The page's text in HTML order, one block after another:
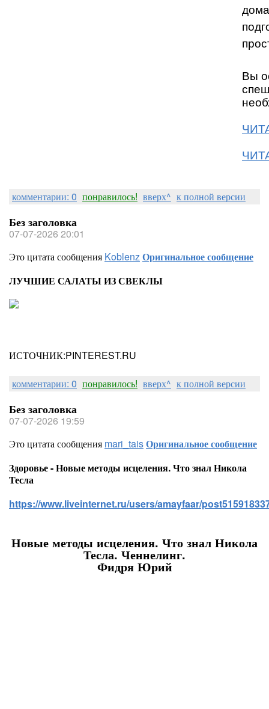
Вы
комментарии: 0 понравилось! вверх^ к полной версии
Без заголовка
07-07-2026 20:01
Это цитата сообщения KoblenzОригинальное сообщение
ЛУЧШИЕ САЛАТЫ ИЗ СВЕКЛЫ
ИСТОЧНИК:PINTEREST.RU
комментарии: 0 понравилось! вверх^ к полной версии
Без заголовка
07-07-2026 19:59
Это цитата сообщения mari_taisОригинальное сообщение
Здоровье - Новые методы исцеления. Что знал Никола
Тесла
https://www.liveinternet.ru/users/amayfaar/
Новые методы исцеления. Что знал Никола
Тесла. Ченнелинг.
Фидря Юрий